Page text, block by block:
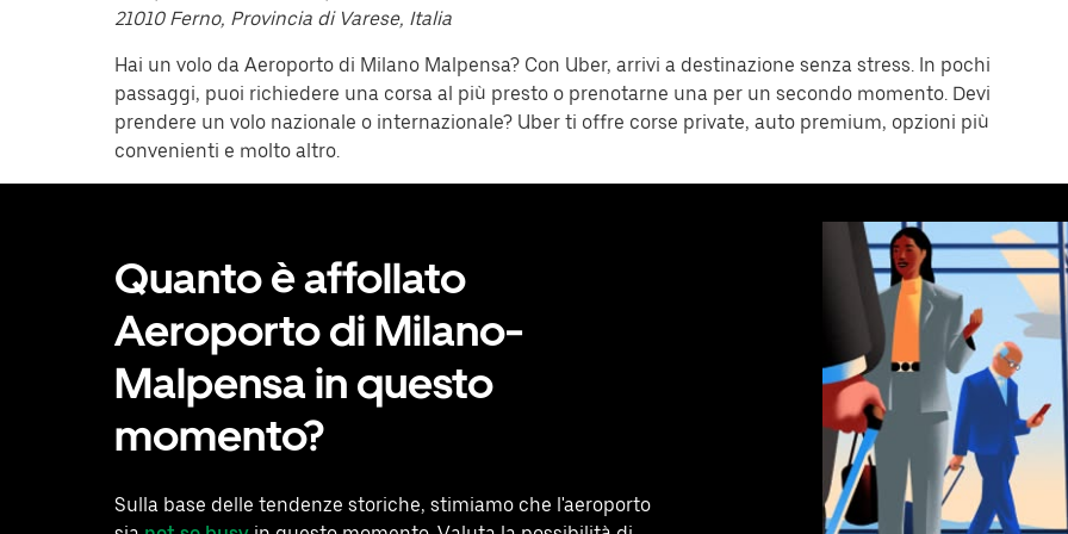
21010 Ferno, Provincia di Varese, Italia
Hai un volo da Aeroporto di Milano Malpensa? Con Uber, arrivi a destinazione senza stress. In pochi
passaggi, puoi richiedere una corsa al più presto o prenotarne una per un secondo momento. Devi
prendere un volo nazionale o internazionale? Uber ti offre corse private, auto premium, opzioni più
convenienti e molto altro.
Quanto è affollato
Aeroporto di Milano-
Malpensa in questo
momento?
Sulla base delle tendenze storiche, stimiamo che l'aeroporto